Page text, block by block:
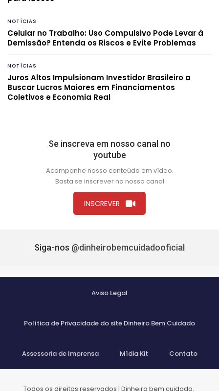
NOTÍCIAS
Celular no Trabalho: Uso Compulsivo Pode Levar à
Demissão? Entenda os Riscos e Evite Problemas
NOTÍCIAS
Juros Altos Impulsionam Investidor Brasileiro a
Buscar Lucros Maiores em Financiamentos
Coletivos e Economia Real
Se inscreva em nosso canal no
youtube
Acompanhe nosso conteúdo em vídeo.
Basta se inscrever no nosso canal
INSCREVER
Siga-nos @dinheirobemcuidadooficial
Aviso Legal
Política de Privacidade do site Dinheiro Bem Cuidado
Assessoria de Imprensa Mídia Kit Contato
Todos os direitos reservados | Dinheiro bem cuidado.